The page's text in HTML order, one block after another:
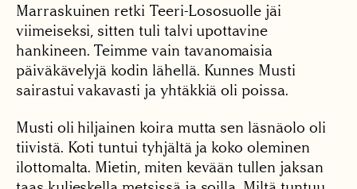
Marraskuinen retki Teeri-Lososuolle jäi
viimeiseksi, sitten tuli talvi upottavine
hankineen. Teimme vain tavanomaisia
päiväkävelyjä kodin lähellä. Kunnes Musti
sairastui vakavasti ja yhtäkkiä oli poissa.
Musti oli hiljainen koira mutta sen läsnäolo oli
tiivistä. Koti tuntui tyhjältä ja koko oleminen
ilottomalta. Mietin, miten kevään tullen jaksan